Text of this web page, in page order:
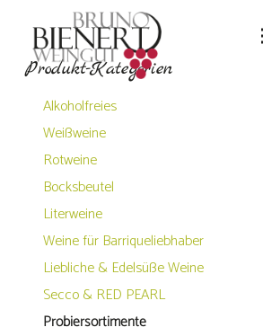
Produkt-Kategorien
Alkoholfreies
Weißweine
Rotweine
Bocksbeutel
Literweine
Weine für Barriqueliebhaber
Liebliche & Edelsüße Weine
Secco & RED PEARL
Probiersortimente